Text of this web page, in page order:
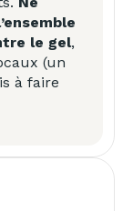
le gel,
(un
à faire